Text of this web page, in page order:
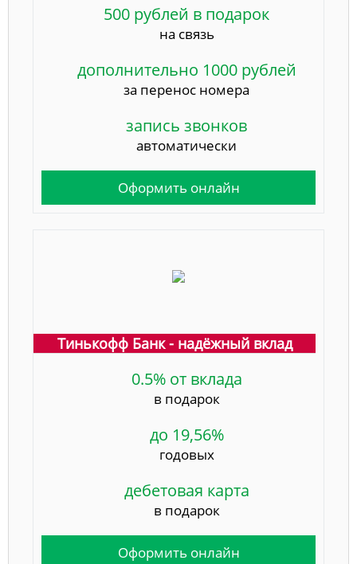
500 рублей в подарок
на связь
дополнительно 1000 рублей
за перенос номера
запись звонков
автоматически
Оформить онлайн
Тинькофф Банк - надёжный вклад
0.5% от вклада
в подарок
до 19,56%
годовых
дебетовая карта
в подарок
Оформить онлайн